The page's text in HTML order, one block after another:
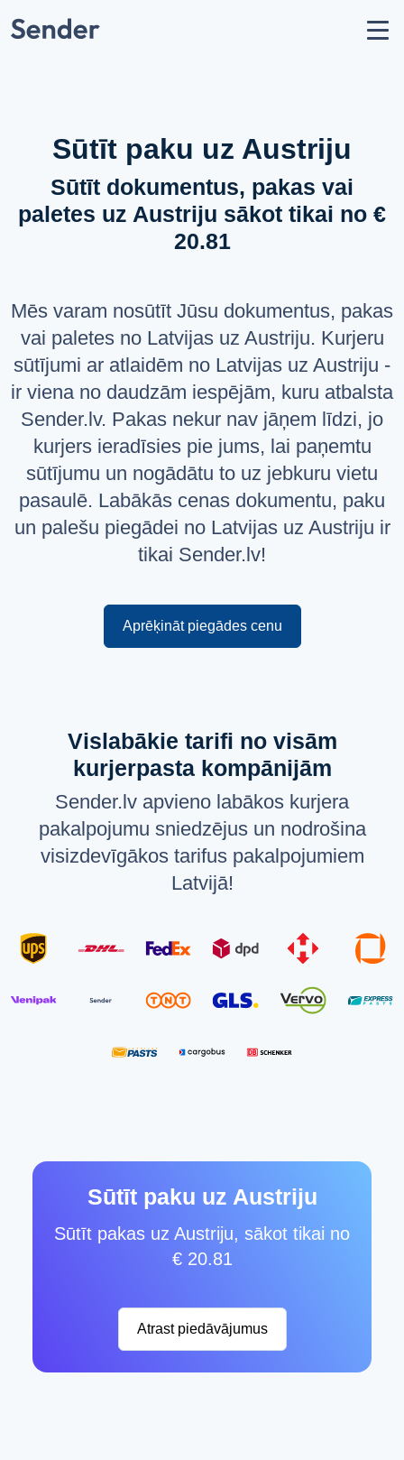
Nosūtīt sūtījumu
Pārvadātāju partneri
Aizliegumi un ierobežojumi
Jautājumi un atbildes
VALODA
Latviešu
Русский
English
Sūtīt paku uz Austriju
Sūtīt dokumentus, pakas vai
paletes uz Austriju sākot tikai no €
20.81
Mēs varam nosūtīt Jūsu dokumentus, pakas
vai paletes no Latvijas uz Austriju. Kurjeru
sūtījumi ar atlaidēm no Latvijas uz Austriju -
ir viena no daudzām iespējām, kuru atbalsta
Sender.lv. Pakas nekur nav jāņem līdzi, jo
kurjers ieradīsies pie jums, lai paņemtu
sūtījumu un nogādātu to uz jebkuru vietu
pasaulē. Labākās cenas dokumentu, paku
un palešu piegādei no Latvijas uz Austriju ir
tikai Sender.lv!
Aprēķināt piegādes cenu
Vislabākie tarifi no visām
kurjerpasta kompānijām
Sender.lv apvieno labākos kurjera
pakalpojumu sniedzējus un nodrošina
visizdevīgākos tarifus pakalpojumiem
Latvijā!
Sūtīt paku uz Austriju
Sūtīt pakas uz Austriju, sākot tikai no
€ 20.81
Atrast piedāvājumus